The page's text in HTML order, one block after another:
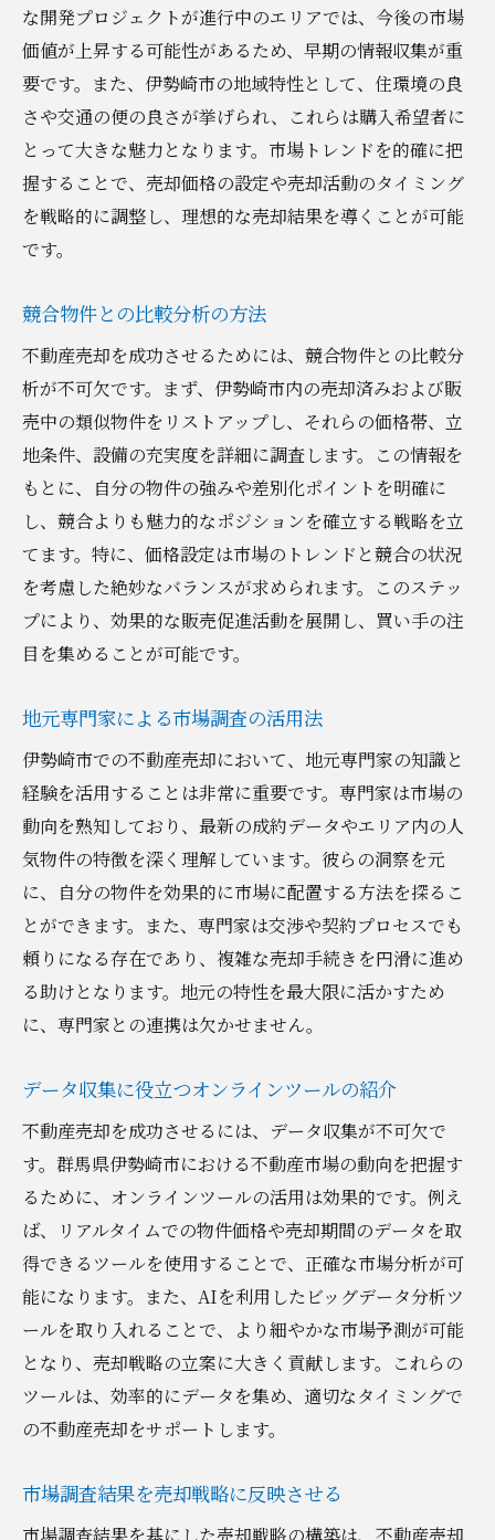
ン
不動産売却をスムーズに進めるための価格設定
のコツ
市場動向に基づいた価格設定の基本
価格設定に影響を与える要因の分析
競合分析を活用した価格競争力の確保
価格設定後の市場反応のモニタリング
売却の成否を分ける適正価格設定の具体的なス
テップ
初期価格設定の重要性と方法
物件査定を正確に行うためのヒント
価格調整のタイミングと判断基準
価格設定における心理学的側面の理解
価格設定を左右する法的要因の確認
適正価格設定後のプロモーション戦略
伊勢崎市での不動産売却に必要な書類の準備方
必要書類リストとその取得先
書類準備をスムーズに進めるためのヒント
書類の正確性を保つためのチェックポイン
ト
必要書類の電子化とデジタル管理の利点
書類提出におけるタイミングと注意事項
不動産専門家による書類サポートの活用
市場動向を把握し不動産売却を有利に進める方
法
不動産市場の過去と現在の比較検討
市場予測を基にした売却タイミングの決定
市場動向に対応した売買交渉技術
市場の変化に応じた柔軟な戦略調整
専門家の市場分析レポートの活用法
理想的な売却結果を得るための不動産売却プロ
セス
売却プロセス全体像とその流れ
各ステップでの重要ポイントの把握
売却プロセスにおけるトラブル防止策
売却完了後のフォローアップと次のステッ
プ
な開発プロジェクトが進行中のエリアでは、今後の市場
価値が上昇する可能性があるため、早期の情報収集が重
要です。また、伊勢崎市の地域特性として、住環境の良
さや交通の便の良さが挙げられ、これらは購入希望者に
とって大きな魅力となります。市場トレンドを的確に把
握することで、売却価格の設定や売却活動のタイミング
を戦略的に調整し、理想的な売却結果を導くことが可能
です。
競合物件との比較分析の方法
不動産売却を成功させるためには、競合物件との比較分
析が不可欠です。まず、伊勢崎市内の売却済みおよび販
売中の類似物件をリストアップし、それらの価格帯、立
地条件、設備の充実度を詳細に調査します。この情報を
もとに、自分の物件の強みや差別化ポイントを明確に
し、競合よりも魅力的なポジションを確立する戦略を立
てます。特に、価格設定は市場のトレンドと競合の状況
を考慮した絶妙なバランスが求められます。このステッ
プにより、効果的な販売促進活動を展開し、買い手の注
目を集めることが可能です。
地元専門家による市場調査の活用法
伊勢崎市での不動産売却において、地元専門家の知識と
経験を活用することは非常に重要です。専門家は市場の
動向を熟知しており、最新の成約データやエリア内の人
気物件の特徴を深く理解しています。彼らの洞察を元
に、自分の物件を効果的に市場に配置する方法を探るこ
とができます。また、専門家は交渉や契約プロセスでも
頼りになる存在であり、複雑な売却手続きを円滑に進め
る助けとなります。地元の特性を最大限に活かすため
に、専門家との連携は欠かせません。
データ収集に役立つオンラインツールの紹介
不動産売却を成功させるには、データ収集が不可欠で
す。群馬県伊勢崎市における不動産市場の動向を把握す
るために、オンラインツールの活用は効果的です。例え
ば、リアルタイムでの物件価格や売却期間のデータを取
得できるツールを使用することで、正確な市場分析が可
能になります。また、AIを利用したビッグデータ分析ツ
ールを取り入れることで、より細やかな市場予測が可能
となり、売却戦略の立案に大きく貢献します。これらの
ツールは、効率的にデータを集め、適切なタイミングで
の不動産売却をサポートします。
市場調査結果を売却戦略に反映させる
市場調査結果を基にした売却戦略の構築は、不動産売却